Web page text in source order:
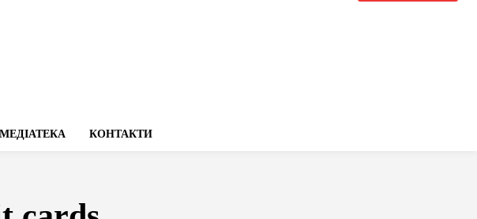
МЕДІАТЕКА КОНТАКТИ